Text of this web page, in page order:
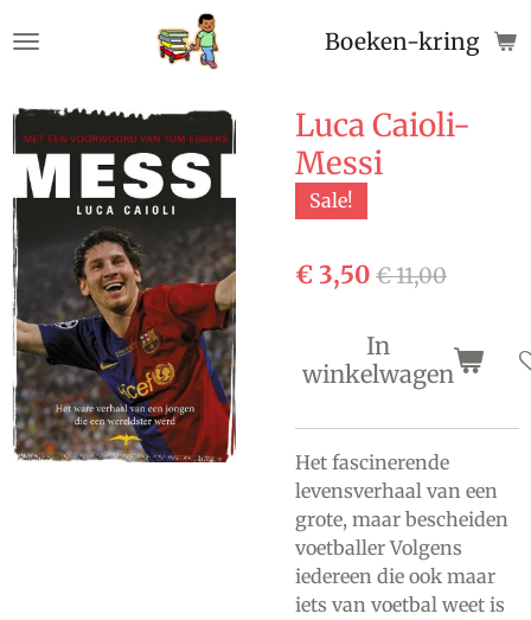
direct
de
hoofdinhoud
Boeken-
Luca Caioli-
Messi
Sale!
€ 3,50 € 11,00
In
winkelwagen
Het fascinerende
levensverhaal van een
grote, maar bescheiden
voetballer Volgens
iedereen die ook maar
iets van voetbal weet is